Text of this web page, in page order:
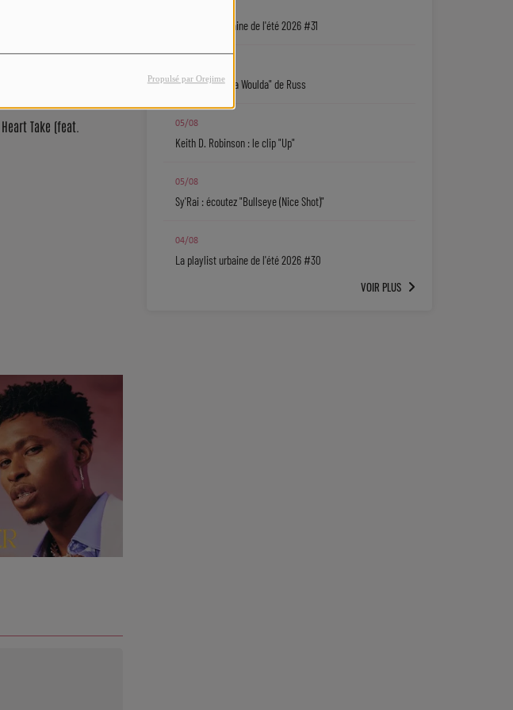
Propulsé par Orejime
Take (feat.
La playlist urbaine de l'été 2026 #31
"Coulda Shoulda Woulda" de Russ
05/08
Keith D. Robinson : le clip "Up"
05/08
Sy'Rai : écoutez "Bullseye (Nice Shot)"
04/08
La playlist urbaine de l'été 2026 #30
VOIR PLUS